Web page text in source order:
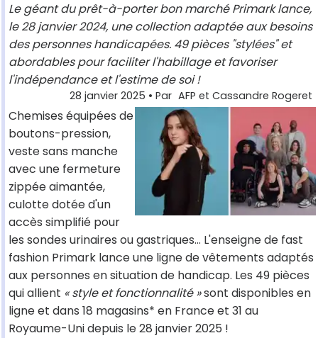
Le géant du prêt-à-porter bon marché Primark lance,
le 28 janvier 2024, une collection adaptée aux besoins
des personnes handicapées. 49 pièces "stylées" et
abordables pour faciliter l'habillage et favoriser
l'indépendance et l'estime de soi !
28 janvier 2025 • Par AFP et Cassandre Rogeret
Chemises équipées de
boutons-pression,
veste sans manche
avec une fermeture
zippée aimantée,
culotte dotée d'un
accès simplifié pour
les sondes urinaires ou gastriques... L'enseigne de fast
fashion Primark lance une ligne de vêtements adaptés
aux personnes en situation de handicap. Les 49 pièces
qui allient « style et fonctionnalité »sont disponibles en
ligne et dans 18 magasins* en France et 31 au
Royaume-Uni depuis le 28 janvier 2025 !